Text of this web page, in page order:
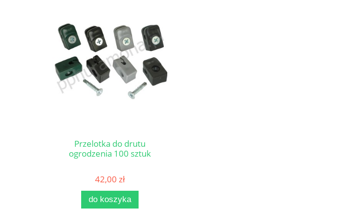
Przelotka do drutu
ogrodzenia 100 sztuk
42,00 zł
do koszyka